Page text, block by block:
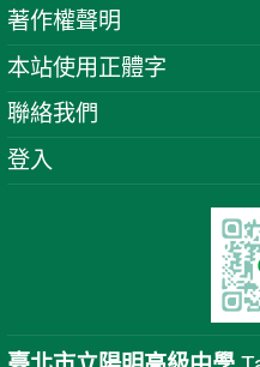
著作權聲明
本站使用正體字
聯絡我們
登入